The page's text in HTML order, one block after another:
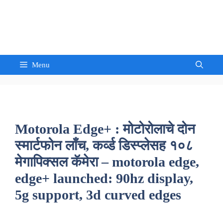
Menu
Motorola Edge+ : मोटोरोलाचे दोन
स्मार्टफोन लाँच, कर्व्ड डिस्प्लेसह १०८
मेगापिक्सल कॅमेरा – motorola edge,
edge+ launched: 90hz display,
5g support, 3d curved edges